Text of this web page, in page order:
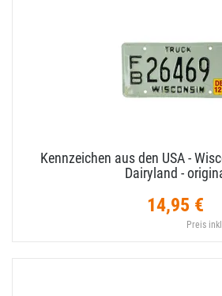
Kennzeichen aus den USA -
Dairyland -
14,95 €
Preis